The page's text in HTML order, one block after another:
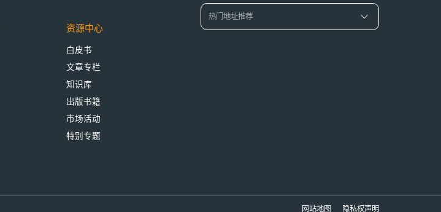
资源中心
白皮书
文章专栏
知识库
出版书籍
市场活动
特别专题
网站地图 隐私权声明